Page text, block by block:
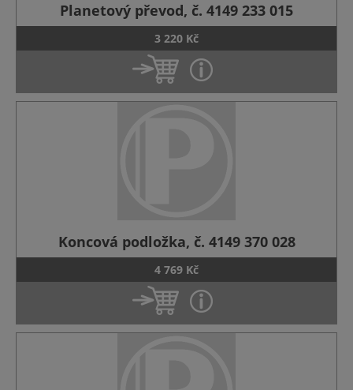
Planetový převod, č. 4149 233 015
3 220 Kč
Koncová podložka, č. 4149 370 028
4 769 Kč